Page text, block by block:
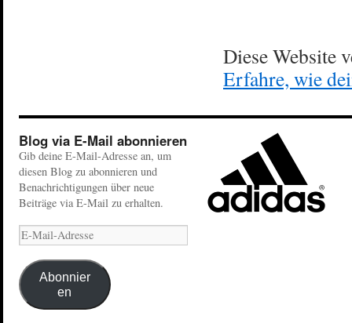
Diese Website
Erfahre, wie
Blog via E-Mail abonnieren
Gib deine E-Mail-Adresse an, um
diesen Blog zu abonnieren und
Benachrichtigungen über neue
Beiträge via E-Mail zu erhalten.
Abonnier
en